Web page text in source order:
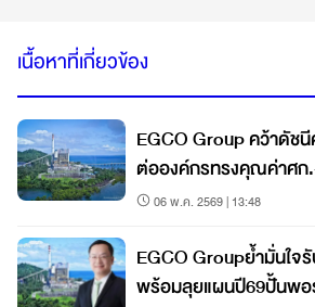
เนื้อหาที่เกี่ยวข้อง
EGCO Group คว้าดัชนีค
ต่อองค์กรทรงคุณค่าศ
06 พ.ค. 2569 | 13:48
EGCO Groupย้ำมั่นใจ
พร้อมลุยแผนปี69ปั้นพ